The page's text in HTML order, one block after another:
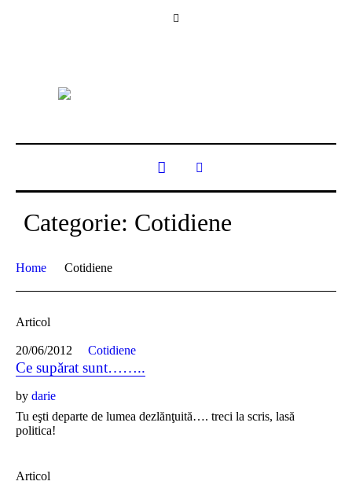
Categorie: Cotidiene
Home Cotidiene
Articol
20/06/2012 Cotidiene
Ce supărat sunt……..
by darie
Tu eşti departe de lumea dezlănţuită…. treci la scris, lasă
politica!
Articol